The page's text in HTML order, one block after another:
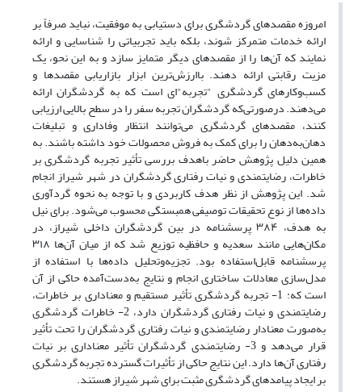
امروزه مقصدهای گردشگری برای دستیابی به موفقیت، نباید صرفاً بر
ارائه خدمات متمرکز شوند، بلکه باید تجربیاتی را شناسایی و ارائه
نمایند که آن‌ها را از مقصدهای دیگر متمایز سازد و به این نحو، یک
مزیت رقابتی ارائه دهند. باارزش‌ترین ابزار بازاریابی مقصدها و
کسب‌وکارهای گردشگری "تجربه"ای است که به گردشگران ارائه
می‌دهند. درصورتی‌که گردشگران تجربه سفر را در سطح بالایی ارزیابی
کنند، مقصدهای گردشگری می‌توانند انتظار وفاداری و تبلیغات
دهان‌به‌دهان را برای کمک به فروش محصولات خود داشته باشند. به
همین دلیل پژوهش حاضر باهدف بررسی تأثیر تجربه گردشگری بر
خاطرات، رضایتمندی و نیات رفتاری گردشگران در شهر شیراز انجام
شد. این پژوهش از نظر هدف کاربردی و با توجه به نحوه گردآوری
داده‌ها از نوع تحقیقات توصیفی همبستگی محسوب می‌شود. برای نیل
به هدف، ۳۸۴ پرسشنامه در بین گردشگران داخلی شیراز، در
مکان‌هایی مانند سعدیه و حافظیه توزیع شد که از میان آن‌ها ۳۱۸
پرسشنامه قابل‌استفاده بود. تجزیه‌وتحلیل داده‌ها با استفاده از
مدل‌سازی معادلات ساختاری انجام و نتایج به‌دست‌آمده حاکی از آن
است که: 1- تجربه گردشگری تأثیر مستقیم و معناداری بر خاطرات،
رضایتمندی و نیات رفتاری گردشگران دارد، 2- خاطرات گردشگری
به‌صورت معنادار رضایتمندی و نیات رفتاری گردشگران را تحت تأثیر
قرار می‌دهد و 3- رضایتمندی گردشگران تأثیر معناداری بر نیات
رفتاری آن‌ها دارد. این نتایج حاکی از تأثیرات گسترده تجربه گردشگری
بر ایجاد پیامدهای گردشگری مثبت برای شهر شیراز هستند.